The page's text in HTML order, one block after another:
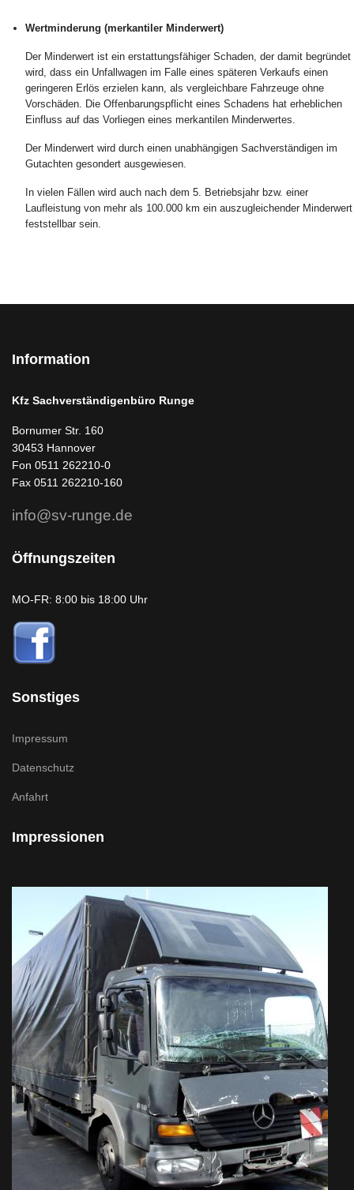
Wertminderung (merkantiler Minderwert)
Der Minderwert ist ein erstattungsfähiger Schaden, der damit begründet
wird, dass ein Unfallwagen im Falle eines späteren Verkaufs einen
geringeren Erlös erzielen kann, als vergleichbare Fahrzeuge ohne
Vorschäden. Die Offenbarungspflicht eines Schadens hat erheblichen
Einfluss auf das Vorliegen eines merkantilen Minderwertes.
Der Minderwert wird durch einen unabhängigen Sachverständigen im
Gutachten gesondert ausgewiesen.
In vielen Fällen wird auch nach dem 5. Betriebsjahr bzw. einer
Laufleistung von mehr als 100.000 km ein auszugleichender Minderwert
feststellbar sein.
Information
Kfz Sachverständigenbüro Runge
Bornumer Str. 160
30453 Hannover
Fon 0511 262210-0
Fax 0511 262210-160
info@sv-runge.de
Öffnungszeiten
MO-FR: 8:00 bis 18:00 Uhr
Sonstiges
Impressum
Datenschutz
Anfahrt
Impressionen